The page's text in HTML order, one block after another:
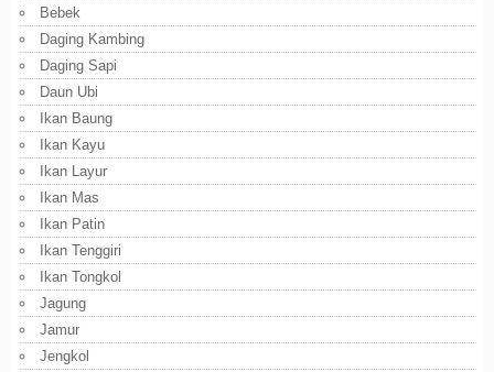
Bebek
Daging Kambing
Daging Sapi
Daun Ubi
Ikan Baung
Ikan Kayu
Ikan Layur
Ikan Mas
Ikan Patin
Ikan Tenggiri
Ikan Tongkol
Jagung
Jamur
Jengkol